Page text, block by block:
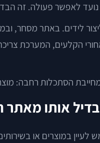
לאפשר פעולה. זה
לידים. באתר מסחר,
מחייבת הסתכלות רחבה:
אותו מאתר
במוצרים או